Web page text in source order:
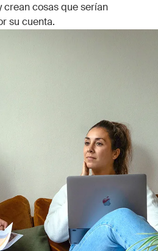
crean cosas que serían
su cuenta.